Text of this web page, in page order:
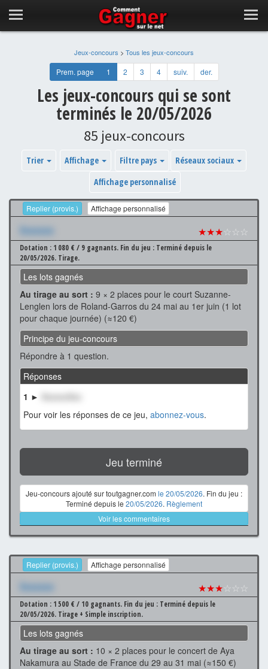
Jeux-concours > Tous les jeux-concours
Prem. page 1 2 3 4 suiv. der.
Les jeux-concours qui se sont
terminés le 20/05/2026
85 jeux-concours
Trier Affichage Filtre pays
Réseaux sociaux
Affichage personnalisé
Replier (provis.) Affichage personnalisé
Xxxxxxx ★★★☆☆☆
Dotation : 1 080 € / 9 gagnants. Fin du jeu : Terminé depuis le
20/05/2026. Tirage.
Les lots gagnés
Au tirage au sort : 9 × 2 places pour le court Suzanne-
Lenglen lors de Roland-Garros du 24 mai au 1er juin (1 lot
pour chaque journée) (≈120 €)
Principe du jeu-concours
Répondre à 1 question.
Réponses
1 ►
Pour voir les réponses de ce jeu, abonnez-vous.
Jeu terminé
Jeu-concours ajouté sur toutgagner.com le 20/05/2026. Fin du jeu :
Terminé depuis le 20/05/2026. Règlement
Voir les commentaires
Replier (provis.) Affichage personnalisé
Xxxxxxx ★★★☆☆☆
Dotation : 1 500 € / 10 gagnants. Fin du jeu : Terminé depuis le
20/05/2026. Tirage + Simple inscription.
Les lots gagnés
Au tirage au sort : 10 × 2 places pour le concert de Aya
Nakamura au Stade de France du 29 au 31 mai (≈150 €)